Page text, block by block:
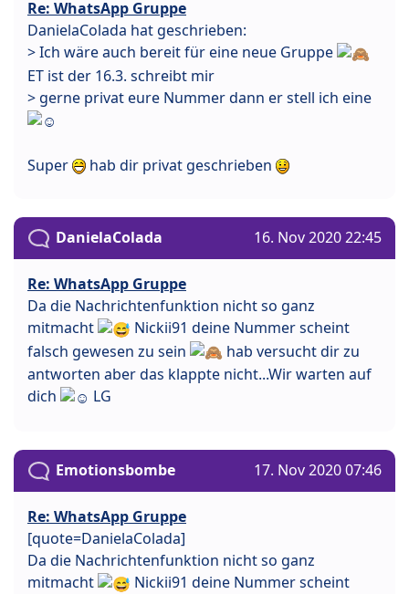
Re: WhatsApp Gruppe
DanielaColada hat geschrieben:
> Ich wäre auch bereit für eine neue Gruppe
ET ist der 16.3. schreibt mir
> gerne privat eure Nummer dann er stell ich eine
Super hab dir privat geschrieben
DanielaColada 16. Nov 2020 22:45
Re: WhatsApp Gruppe
Da die Nachrichtenfunktion nicht so ganz
mitmacht
Nickii91 deine Nummer scheint
falsch gewesen zu sein
hab versucht dir zu
antworten aber das klappte nicht...Wir warten auf
dich
LG
Emotionsbombe 17. Nov 2020 07:46
Re: WhatsApp Gruppe
[quote=DanielaColada]
Da die Nachrichtenfunktion nicht so ganz
mitmacht
Nickii91 deine Nummer scheint